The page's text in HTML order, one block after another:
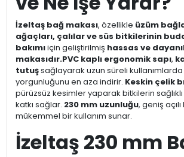
İzeltaş bağ makası, özellikle üzüm
ağaçları, çalılar ve süs bitkilerinin
bakımıiçin geliştirilmiş hassas ve
makasıdır.PVC kaplı ergonomik sapı,
tutuşsağlayarak uzun süreli
yorgunluğunu en aza indirir. Keskin çelik
pürüzsüz kesimler yaparak bitkilerin
katkı sağlar. 230 mm uzunluğu, geniş
mükemmel bir kullanım sunar.
İzeltaş 230 mm